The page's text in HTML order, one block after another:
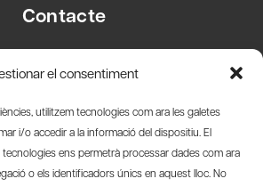
el consentiment
utilitzem tecnologies com ara les galetes
i/o accedir a la informació del dispositiu. El
ens permetrà processar dades com ara
o els identificadors únics en aquest lloc. No
Contacte
08003 Barcelona
Newsletter